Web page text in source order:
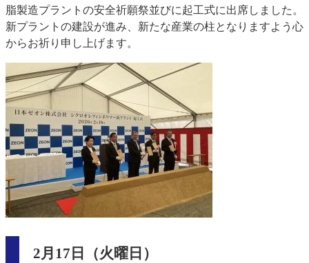
脂製造プラントの安全祈願祭並びに起工式に出席しました。
新プラントの建設が進み、新たな産業の柱となりますよう心
からお祈り申し上げます。
2月17日（火曜日）